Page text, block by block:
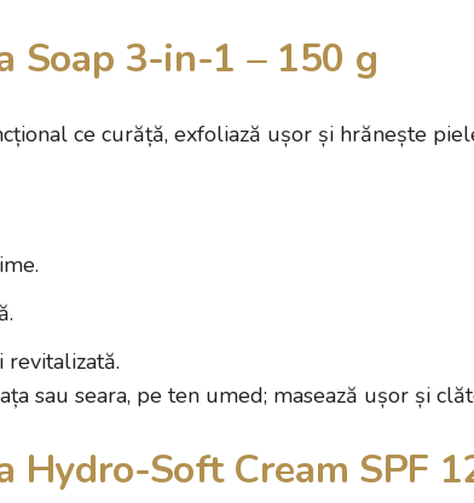
Soap 3-in-1 – 150 g
ce curăță, exfoliază ușor și hrănește
sau seara, pe ten umed; masează ușor și
Hydro-Soft Cream SPF